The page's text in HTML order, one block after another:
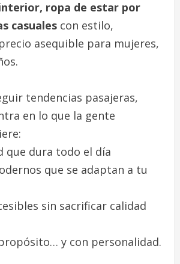
ropa de estar por
casuales con estilo,
asequible para mujeres,
tendencias pasajeras,
en lo que la gente
que dura todo el día
que se adaptan a tu
sin sacrificar calidad
y con personalidad.